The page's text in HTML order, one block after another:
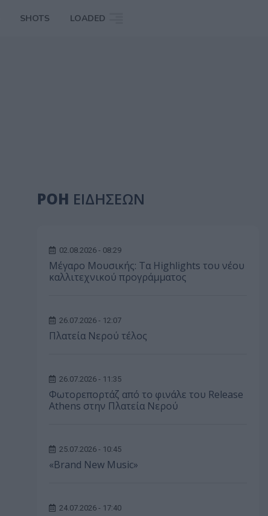
SHOTS LOADED
ΡΟΗ ΕΙΔΗΣΕΩΝ
02.08.2026 - 08:29
Μέγαρο Μουσικής: Τα Highlights του νέου
καλλιτεχνικού προγράμματος
26.07.2026 - 12:07
Πλατεία Νερού τέλος
26.07.2026 - 11:35
Φωτορεπορτάζ από το φινάλε του Release
Athens στην Πλατεία Νερού
25.07.2026 - 10:45
«Brand New Music»
24.07.2026 - 17:40